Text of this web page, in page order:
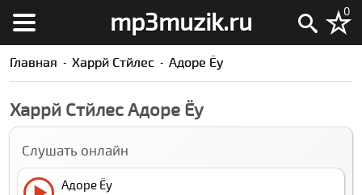
mp3muzik.ru 0
Главная Харрй Стйлес Адоре Ёу
Харрй Стйлес Адоре Ёу
Слушать онлайн
Адоре Ёу